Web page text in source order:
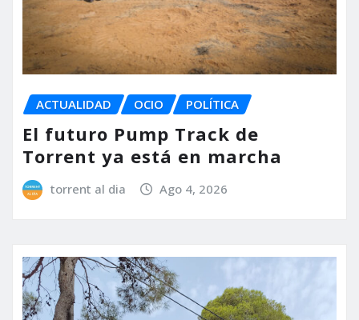
ACTUALIDAD OCIO POLÍTICA
El futuro Pump Track de
Torrent ya está en marcha
torrent al dia Ago 4, 2026